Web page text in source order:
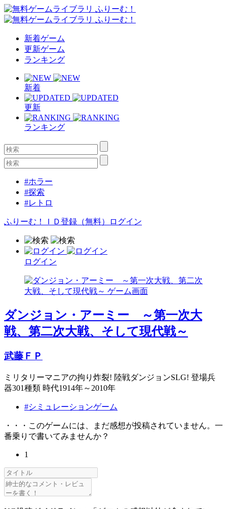
新着ゲーム
更新ゲーム
ランキング
新着
更新
ランキング
#ホラー
#探索
#レトロ
ふりーむ！ＩＤ登録（無料） ログイン
ログイン
ダンジョン・アーミー ～第一次大
戦、第二次大戦、そして現代戦～
武藤ＦＰ
ミリタリーマニアの拘り炸裂! 陸戦ダンジョンSLG! 登場兵
器301種類 時代1914年～2010年
#シミュレーションゲーム
・・・このゲームには、まだ感想が投稿されていません。一
番乗りで書いてみませんか？
1